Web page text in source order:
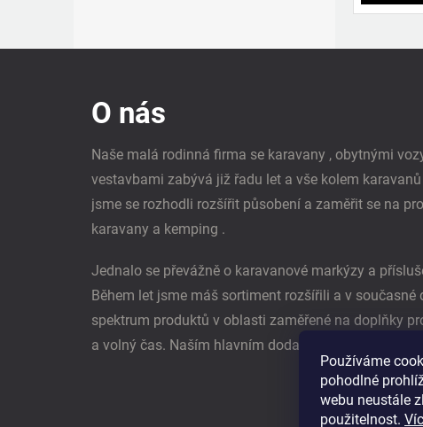
Používáme
pohodlné
webu neustále
použitelnost.
O nás
Naše malá rodinná firma se karavany , obytnými
vestavbami zabývá již řadu let a vše kolem
jsme se rozhodli rozšířit působení a zaměřit se na
karavany a kemping .
Jednalo se převážně o karavanové markýzy a
Během let jsme máš sortiment rozšířili a v současné
spektrum produktů v oblasti zaměřené na doplňky
a volný čas. Naším hlavním dodavatel je německá